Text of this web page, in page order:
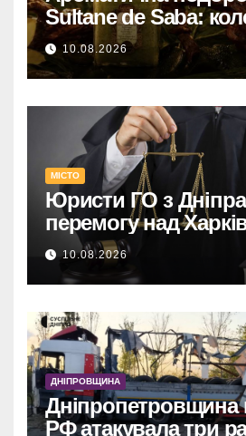
Sultane de Saba:
ритуали в каталозі
10.08.2026
МІСТО
Юристи ГО з
перемогу над
адмінсудом у
10.08.2026
ДНІПРОВЩИНА
Дніпропетровщина
РФ атакувала три